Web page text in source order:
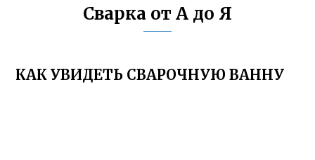
Сварка от А до Я
КАК УВИДЕТЬ СВАРОЧНУЮ ВАННУ